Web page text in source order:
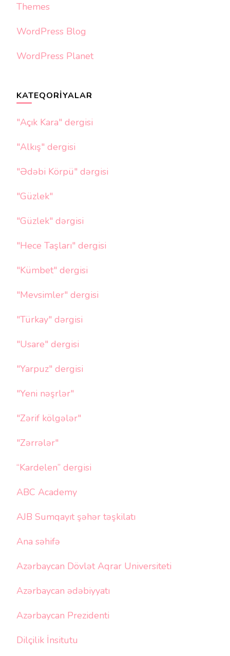
Themes
WordPress Blog
WordPress Planet
KATEQORIYALAR
"Açık Kara" dergisi
"Alkış" dergisi
"Ədəbi Körpü" dərgisi
"Güzlek"
"Güzlek" dərgisi
"Hece Taşları" dergisi
"Kümbet" dergisi
"Mevsimler" dergisi
"Türkay" dərgisi
"Usare" dergisi
"Yarpuz" dergisi
"Yeni nəşrlər"
"Zərif kölgələr"
"Zərrələr"
“Kardelen” dergisi
ABC Academy
AJB Sumqayıt şəhər təşkilatı
Ana səhifə
Azərbaycan Dövlət Aqrar Universiteti
Azərbaycan ədəbiyyatı
Azərbaycan Prezidenti
Dilçilik İnsitutu